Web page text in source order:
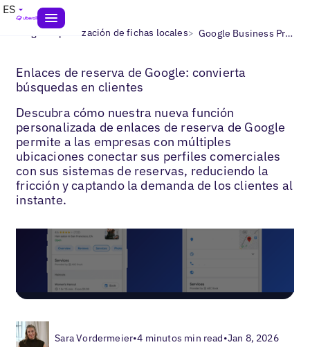
ES
Blogs> Optimización de fichas locales> Google Business Profile Bookings
Enlaces de reserva de Google: convierta
búsquedas en clientes
Descubra cómo nuestra nueva función
personalizada de enlaces de reserva de Google
permite a las empresas con múltiples
ubicaciones conectar sus perfiles comerciales
con sus sistemas de reservas, reduciendo la
fricción y captando la demanda de los clientes al
instante.
Sara Vordermeier•4 minutos min read•Jan 8, 2026